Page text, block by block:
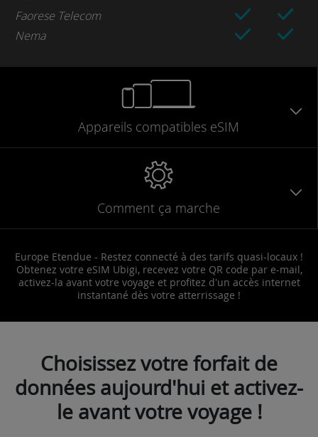
Faorese Telecom
Nema
Appareils compatibles eSIM
Comment ça marche
Europe Etendue - Restez connecté à des tarifs quasi-locaux !
Obtenez votre eSIM Ubigi, recevez votre QR code par e-mail,
activez-la avant votre voyage et profitez d'un accès internet
instantané dès votre atterrissage !
Choisissez votre forfait de
données aujourd'hui et activez-
le avant votre voyage !